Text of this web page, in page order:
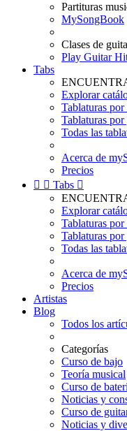
Partituras
MySongBook
Clases de
Play Guitar
Tabs
Explorar
Tablaturas por
Tablaturas por
Todas las
Acerca de
Precios
  Tabs 
Explorar
Tablaturas por
Tablaturas por
Todas las
Acerca de
Precios
Artistas
Blog
Todos los
Categorías
Curso de bajo
Teoría musical
Curso de
Noticias y
Curso de
Noticias y